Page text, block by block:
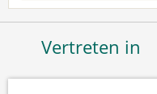
Vertreten in